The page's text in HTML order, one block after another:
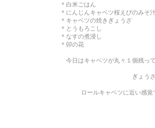
＊白米ごはん
＊にんじんキャベツ桜えびのみそ
＊キャベツの焼きぎょうざ
＊とうもろこし
＊なすの煮浸し
＊卯の花
今日はキャベツが丸々１個残っ
ぎょう
ロールキャベツに近い感